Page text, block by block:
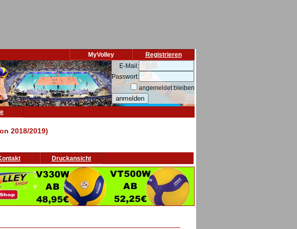
Registrieren
MyVolley
E-Mail:
Passwort:
angemeldet bleiben
2018/2019)
Druckansicht